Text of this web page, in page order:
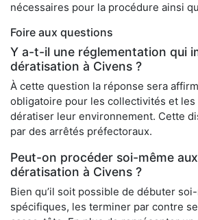
nécessaires pour la procédure ainsi
Foire aux questions
Y a-t-il une réglementation qui
dératisation à Civens ?
À cette question la réponse sera
obligatoire pour les collectivités et
dératiser leur environnement. Cette
par des arrêtés préfectoraux.
Peut-on procéder soi-même
dératisation à Civens ?
Bien qu’il soit possible de débuter
spécifiques, les terminer par contre